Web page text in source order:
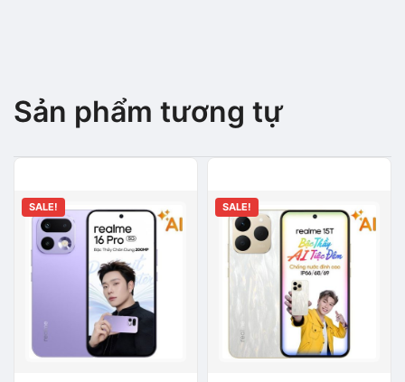
Sản phẩm tương tự
SALE! SALE!